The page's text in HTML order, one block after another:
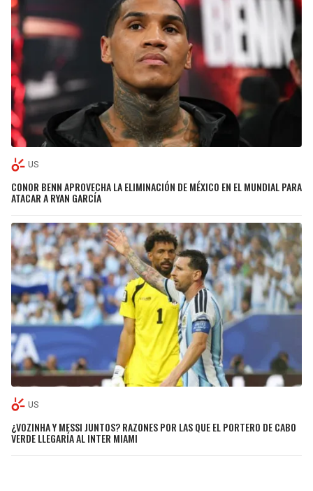
US
CONOR BENN APROVECHA LA ELIMINACIÓN DE MÉXICO EN EL MUNDIAL PARA
ATACAR A RYAN GARCÍA
US
¿VOZINHA Y MESSI JUNTOS? RAZONES POR LAS QUE EL PORTERO DE CABO
VERDE LLEGARÍA AL INTER MIAMI